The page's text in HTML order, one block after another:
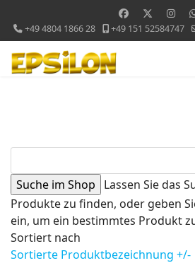
+49 4804 1866 28 +49 151 52584747
Lassen Sie das
Produkte zu finden, oder geben
ein, um ein bestimmtes Produkt
Sortiert nach
Sortierte Produktbezeichnung +/-